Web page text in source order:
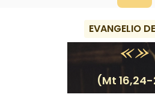
EVANGELIO
(Mt